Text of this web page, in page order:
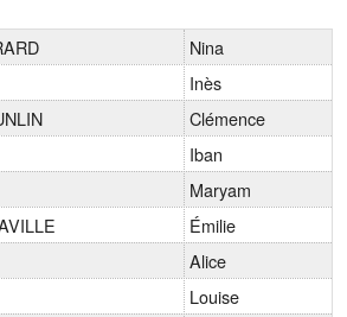
Nina
Inès
Clémence
Iban
Maryam
Émilie
Alice
Louise